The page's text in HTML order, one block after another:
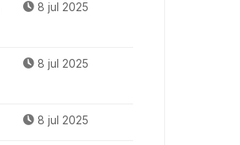
8 jul 2025
8 jul 2025
8 jul 2025